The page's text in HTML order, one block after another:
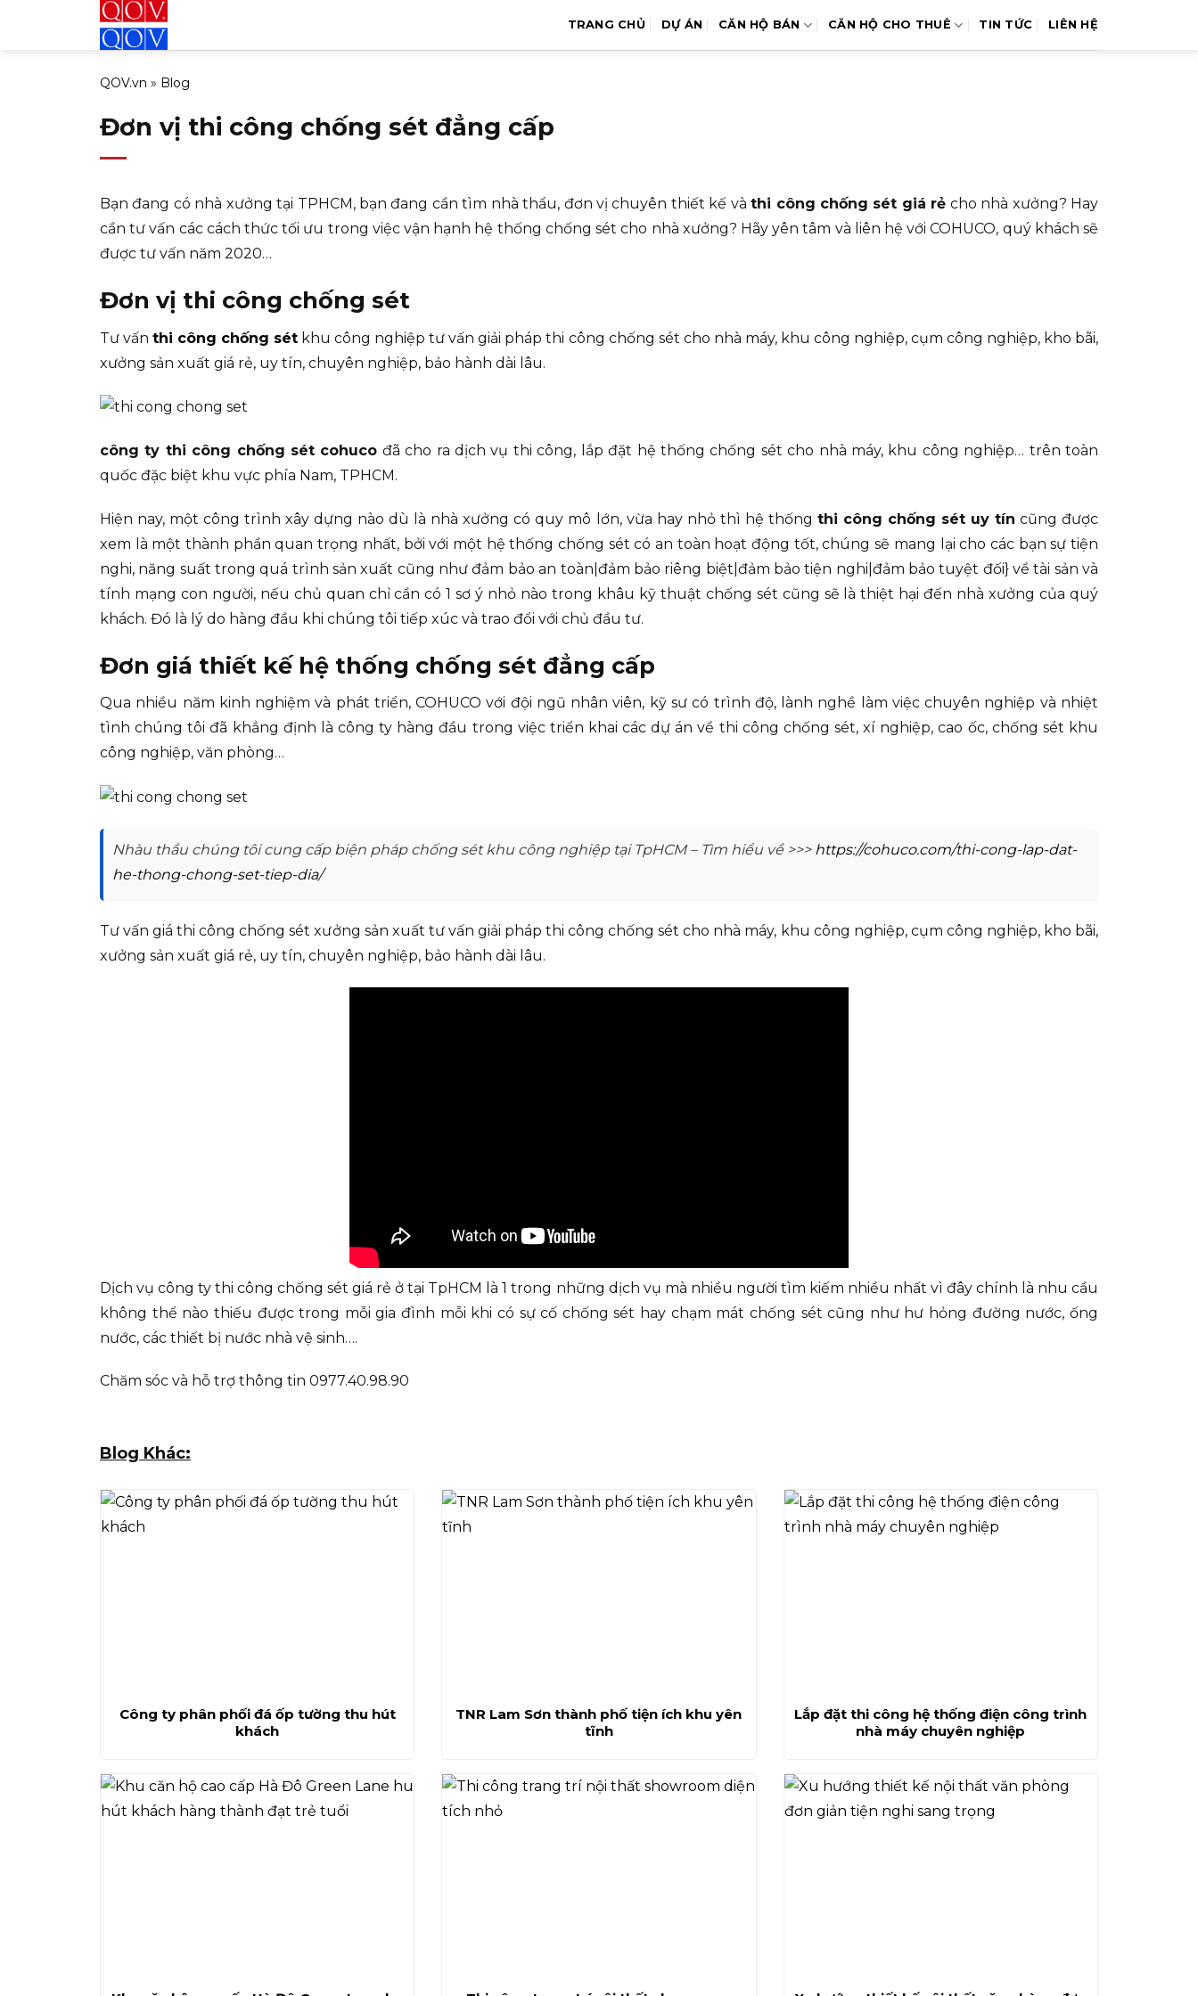
TRANG CHỦ DỰ ÁN CĂN HỘ BÁN CĂN HỘ CHO THUÊ TIN TỨC LIÊN HỆ
QOV.vn » Blog
Đơn vị thi công chống sét đẳng cấp
Bạn đang có nhà xưởng tại TPHCM, bạn đang cần tìm nhà thẩu, đơn vị chuyên thiết kế vàthi công chống sét giá rẻ cho nhà xưởng? Hay
cần tư vấn các cách thức tối ưu trong việc vận hạnh hệ thống chống sét cho nhà xưởng? Hãy yên tâm và liên hệ với COHUCO, quý khách sẽ
được tư vấn năm 2020…
Đơn vị thi công chống sét
Tư vấnthi công chống sét khu công nghiệp tư vấn giải pháp thi công chống sét cho nhà máy, khu công nghiệp, cụm công nghiệp, kho bãi,
xưởng sản xuất giá rẻ, uy tín, chuyên nghiệp, bảo hành dài lâu.
công ty thi công chống sét cohuco đã cho ra dịch vụ thi công, lắp đặt hệ thống chống sét cho nhà máy, khu công nghiệp… trên toàn
quốc đặc biệt khu vực phía Nam, TPHCM.
Hiện nay, một công trình xây dựng nào dù là nhà xưởng có quy mô lớn, vừa hay nhỏ thì hệ thống thi công chống sét uy tín cũng được
xem là một thành phần quan trọng nhất, bởi với một hệ thống chống sét có an toàn hoạt động tốt, chúng sẽ mang lại cho các bạn sự tiện
nghi, năng suất trong quá trình sản xuất cũng như đảm bảo an toàn|đảm bảo riêng biệt|đảm bảo tiện nghi|đảm bảo tuyệt đối} về tài sản và
tính mạng con người, nếu chủ quan chỉ cần có 1 sơ ý nhỏ nào trong khâu kỹ thuật chống sét cũng sẽ là thiệt hại đến nhà xưởng của quý
khách. Đó là lý do hàng đầu khi chúng tôi tiếp xúc và trao đổi với chủ đầu tư.
Đơn giá thiết kế hệ thống chống sét đẳng cấp
Qua nhiều năm kinh nghiệm và phát triển, COHUCO với đội ngũ nhân viên, kỹ sư có trình độ, lành nghề làm việc chuyên nghiệp và nhiệt
tình chúng tôi đã khẳng định là công ty hàng đầu trong việc triển khai các dự án về thi công chống sét, xí nghiệp, cao ốc, chống sét khu
công nghiệp, văn phòng…
Nhàu thầu chúng tôi cung cấp biện pháp chống sét khu công nghiệp tại TpHCM – Tìm hiểu về >>> https://cohuco.com/thi-cong-lap-dat-
he-thong-chong-set-tiep-dia/
Tư vấn giá thi công chống sét xưởng sản xuất tư vấn giải pháp thi công chống sét cho nhà máy, khu công nghiệp, cụm công nghiệp, kho bãi,
xưởng sản xuất giá rẻ, uy tín, chuyên nghiệp, bảo hành dài lâu.
Dịch vụ công ty thi công chống sét giá rẻ ở tại TpHCM là 1 trong những dịch vụ mà nhiều người tìm kiếm nhiều nhất vì đây chính là nhu cầu
không thể nào thiếu được trong mỗi gia đình mỗi khi có sự cố chống sét hay chạm mát chống sét cũng như hư hỏng đường nước, ống
nước, các thiết bị nước nhà vệ sinh….
Chăm sóc và hỗ trợ thông tin 0977.40.98.90
Blog Khác:
Công ty phân phối đá ốp tường thu hút
khách
TNR Lam Sơn thành phố tiện ích khu yên
tĩnh
Lắp đặt thi công hệ thống điện công trình
nhà máy chuyên nghiệp